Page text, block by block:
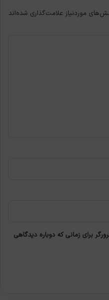
موردنیاز علامت‌گذاری شده‌اند
برای زمانی که دوباره دیدگاهی